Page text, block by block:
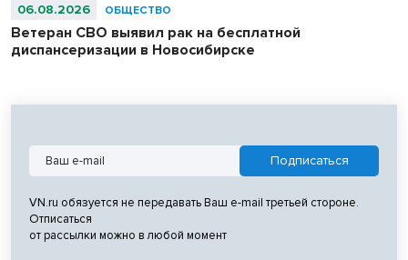
06.08.2026 ОБЩЕСТВО
Ветеран СВО выявил рак на бесплатной
диспансеризации в Новосибирске
VN.ru обязуется не передавать Ваш e-mail третьей стороне.
Отписаться
от рассылки можно в любой момент